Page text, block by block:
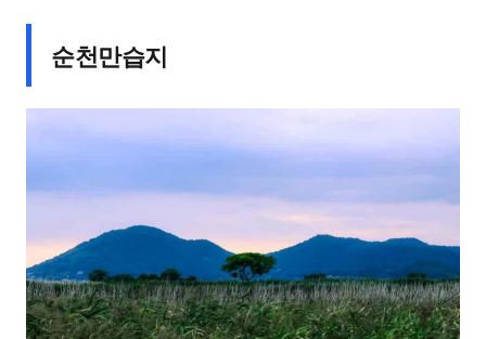
순천만습지